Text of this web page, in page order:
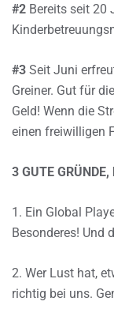
#2 Bereits seit 20
#3 Seit Juni
Greiner. Gut für
Geld! Wenn die
einen freiwilligen
3 GUTE
1. Ein Global
Besonderes! Und
2. Wer Lust hat,
richtig bei uns.